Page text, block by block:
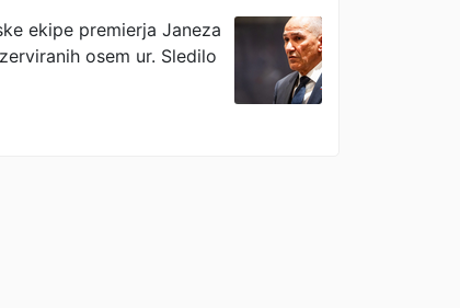
ekipe premierja Janeza
osem ur. Sledilo